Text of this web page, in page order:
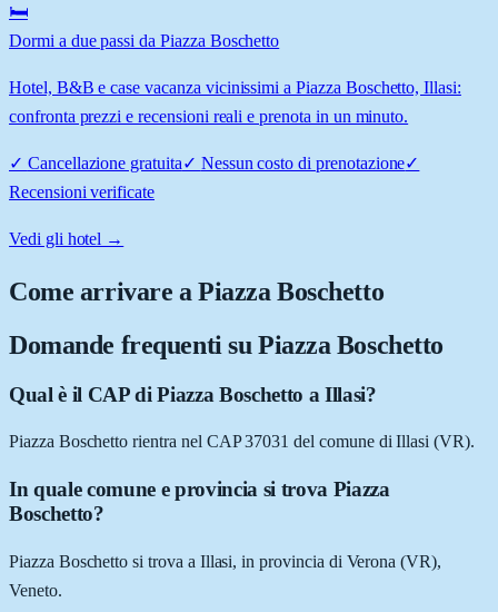
🛏️
Dormi a due passi da Piazza Boschetto
Hotel, B&B e case vacanza vicinissimi a Piazza Boschetto, Illasi:
confronta prezzi e recensioni reali e prenota in un minuto.
✓ Cancellazione gratuita✓ Nessun costo di prenotazione✓
Recensioni verificate
Vedi gli hotel →
Come arrivare aPiazza Boschetto
Domande frequenti su Piazza Boschetto
Qual è il CAP di Piazza Boschetto a Illasi?
Piazza Boschetto rientra nel CAP 37031 del comune di Illasi (VR).
In quale comune e provincia si trova Piazza
Boschetto?
Piazza Boschetto si trova a Illasi, in provincia di Verona (VR),
Veneto.